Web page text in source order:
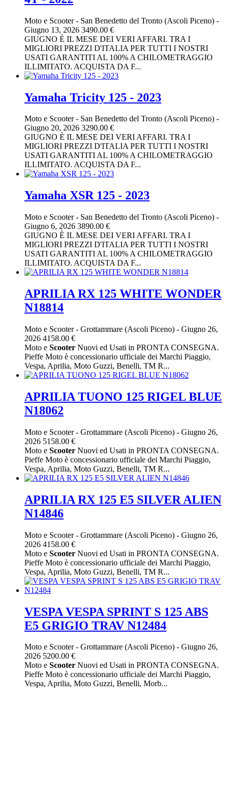
Moto e Scooter- San Benedetto del Tronto (Ascoli Piceno) -
Giugno 13, 2026 3490.00 €
GIUGNO È IL MESE DEI VERI AFFARI. TRA I
MIGLIORI PREZZI D'ITALIA PER TUTTI I NOSTRI
USATI GARANTITI AL 100% A CHILOMETRAGGIO
ILLIMITATO. ACQUISTA DA F...
Yamaha Tricity 125 - 2023
Moto e Scooter- San Benedetto del Tronto (Ascoli Piceno) -
Giugno 20, 2026 3290.00 €
GIUGNO È IL MESE DEI VERI AFFARI. TRA I
MIGLIORI PREZZI D'ITALIA PER TUTTI I NOSTRI
USATI GARANTITI AL 100% A CHILOMETRAGGIO
ILLIMITATO. ACQUISTA DA F...
Yamaha XSR 125 - 2023
Moto e Scooter- San Benedetto del Tronto (Ascoli Piceno) -
Giugno 6, 2026 3890.00 €
GIUGNO È IL MESE DEI VERI AFFARI. TRA I
MIGLIORI PREZZI D'ITALIA PER TUTTI I NOSTRI
USATI GARANTITI AL 100% A CHILOMETRAGGIO
ILLIMITATO. ACQUISTA DA F...
APRILIA RX 125 WHITE WONDER
N18814
Moto e Scooter- Grottammare (Ascoli Piceno) - Giugno 26,
2026 4158.00 €
Moto e Scooter Nuovi ed Usati in PRONTA CONSEGNA.
Pieffe Moto è concessionario ufficiale dei Marchi Piaggio,
Vespa, Aprilia, Moto Guzzi, Benelli, TM R...
APRILIA TUONO 125 RIGEL BLUE
N18062
Moto e Scooter- Grottammare (Ascoli Piceno) - Giugno 26,
2026 5158.00 €
Moto e Scooter Nuovi ed Usati in PRONTA CONSEGNA.
Pieffe Moto è concessionario ufficiale dei Marchi Piaggio,
Vespa, Aprilia, Moto Guzzi, Benelli, TM R...
APRILIA RX 125 E5 SILVER ALIEN
N14846
Moto e Scooter- Grottammare (Ascoli Piceno) - Giugno 26,
2026 4158.00 €
Moto e Scooter Nuovi ed Usati in PRONTA CONSEGNA.
Pieffe Moto è concessionario ufficiale dei Marchi Piaggio,
Vespa, Aprilia, Moto Guzzi, Benelli, TM R...
VESPA VESPA SPRINT S 125 ABS
E5 GRIGIO TRAV N12484
Moto e Scooter- Grottammare (Ascoli Piceno) - Giugno 26,
2026 5200.00 €
Moto e Scooter Nuovi ed Usati in PRONTA CONSEGNA.
Pieffe Moto è concessionario ufficiale dei Marchi Piaggio,
Vespa, Aprilia, Moto Guzzi, Benelli, Morb...